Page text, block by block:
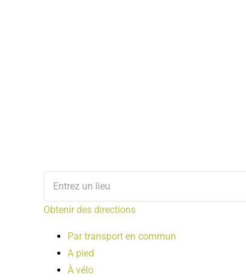
Obtenir des directions
Par transport en commun
A pied
À vélo